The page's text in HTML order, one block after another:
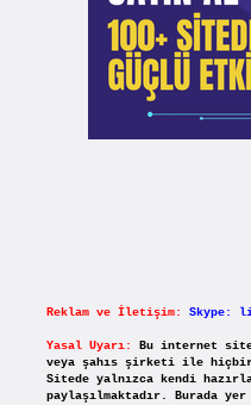
Reklam ve İletişim: Skype:
Yasal Uyarı:
Bu internet
veya şahıs şirketi ile hiçbir
Sitede yalnızca kendi
paylaşılmaktadır. Burada